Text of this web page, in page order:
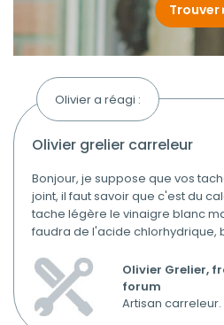
Trouver
Olivier a réagi :
olivier grelier carreleur
Bonjour, je suppose que vos
joint, il faut savoir que c'est du
tache légère le vinaigre blanc
faudra de l'acide chlorhydrique,
Olivier Grelier,
forum
Artisan carreleur.